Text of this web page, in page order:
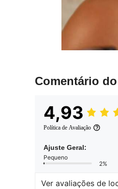
Comentário
4,93
Política de Avaliação
Ajuste Geral:
Pequeno
2%
Ver avaliações de